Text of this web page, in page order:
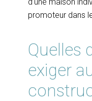
promoteur dans
Quelles
exiger